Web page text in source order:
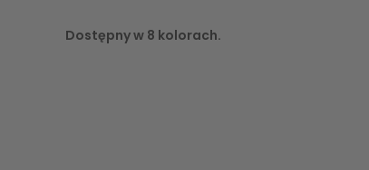
Dostępny w 8 kolorach.